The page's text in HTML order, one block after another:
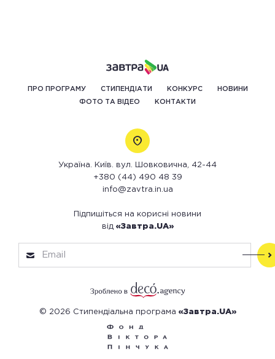
ПРО ПРОГРАМУ СТИПЕНДІАТИ КОНКУРС НОВИНИ
ФОТО ТА ВІДЕО КОНТАКТИ
Україна. Київ. вул. Шовковична, 42-44
+380 (44) 490 48 39
info@zavtra.in.ua
Підпишіться на корисні новини
від «Завтра.UA»
© 2026 Стипендіальна програма «Завтра.UA»